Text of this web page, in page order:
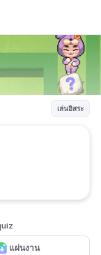
เล่นอิสระ
แผ่นงาน